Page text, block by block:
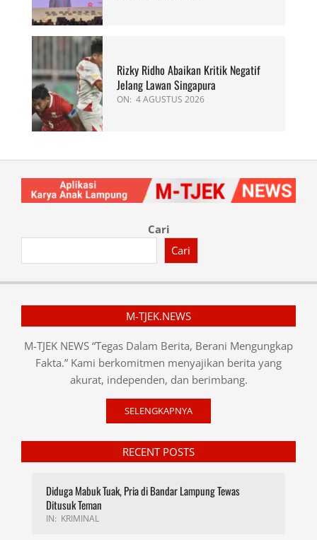
Rizky Ridho Abaikan Kritik Negatif
Jelang Lawan Singapura
ON: 4 AGUSTUS 2026
Cari
Cari
M-TJEK.NEWS
M-TJEK NEWS “Tegas Dalam Berita, Berani Mengungkap
Fakta.” Kami berkomitmen menyajikan berita yang
akurat, independen, dan berimbang.
SELENGKAPNYA
RECENT POSTS
Diduga Mabuk Tuak, Pria di Bandar Lampung Tewas
Ditusuk Teman
IN: KRIMINAL